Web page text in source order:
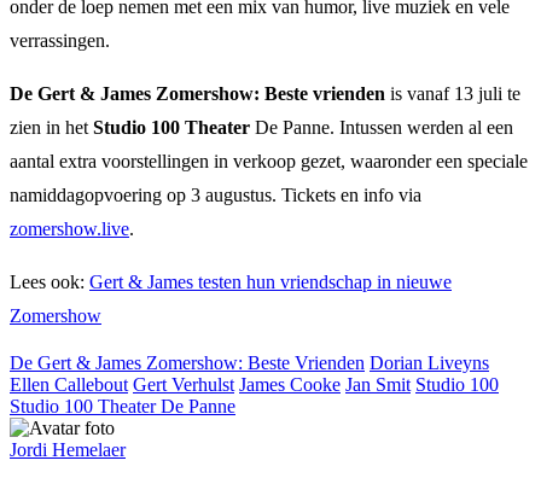
onder de loep nemen met een mix van humor, live muziek en vele
verrassingen.
De Gert & James Zomershow: Beste vrienden is vanaf 13 juli te
zien in het Studio 100 Theater De Panne. Intussen werden al een
aantal extra voorstellingen in verkoop gezet, waaronder een speciale
namiddagopvoering op 3 augustus. Tickets en info via
zomershow.live.
Lees ook: Gert & James testen hun vriendschap in nieuwe
Zomershow
De Gert & James Zomershow: Beste Vrienden Dorian Liveyns
Ellen Callebout Gert Verhulst James Cooke Jan Smit Studio 100
Studio 100 Theater De Panne
Jordi Hemelaer